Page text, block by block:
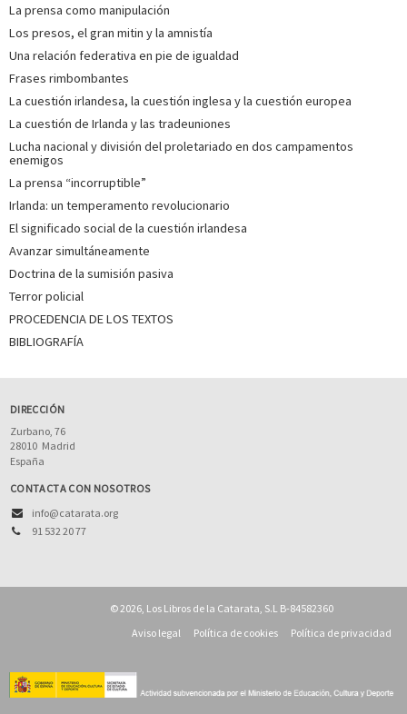
La prensa como manipulación
Los presos, el gran mitin y la amnistía
Una relación federativa en pie de igualdad
Frases rimbombantes
La cuestión irlandesa, la cuestión inglesa y la cuestión europea
La cuestión de Irlanda y las tradeuniones
Lucha nacional y división del proletariado en dos campamentos
enemigos
La prensa “incorruptible”
Irlanda: un temperamento revolucionario
El significado social de la cuestión irlandesa
Avanzar simultáneamente
Doctrina de la sumisión pasiva
Terror policial
PROCEDENCIA DE LOS TEXTOS
BIBLIOGRAFÍA
DIRECCIÓN
Zurbano, 76
28010 Madrid
España
CONTACTA CON NOSOTROS
info@catarata.org
91 532 20 77
© 2026, Los Libros de la Catarata, S.L B-84582360
Aviso legal
Política de cookies Política de privacidad